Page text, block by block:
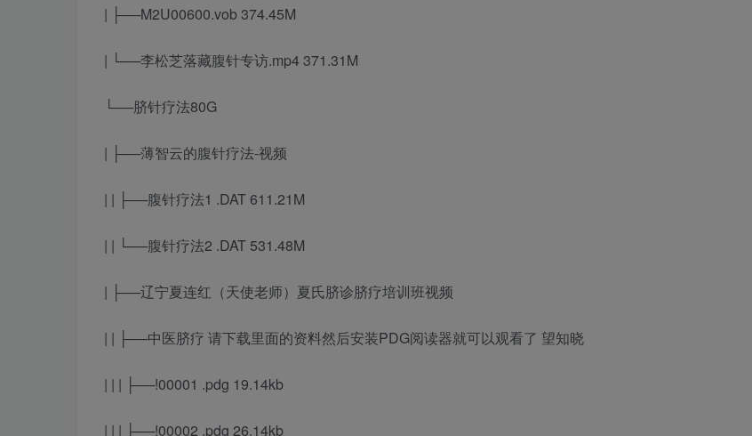
| ├──M2U00600.vob 374.45M
| └──李松芝落藏腹针专访.mp4 371.31M
└──脐针疗法80G
| ├──薄智云的腹针疗法-视频
| | ├──腹针疗法1 .DAT 611.21M
| | └──腹针疗法2 .DAT 531.48M
| ├──辽宁夏连红（天使老师）夏氏脐诊脐疗培训班视频
| | ├──中医脐疗 请下载里面的资料然后安装PDG阅读器就可以观看了 望知晓
| | | ├──!00001 .pdg 19.14kb
| | | ├──!00002 .pdg 26.14kb